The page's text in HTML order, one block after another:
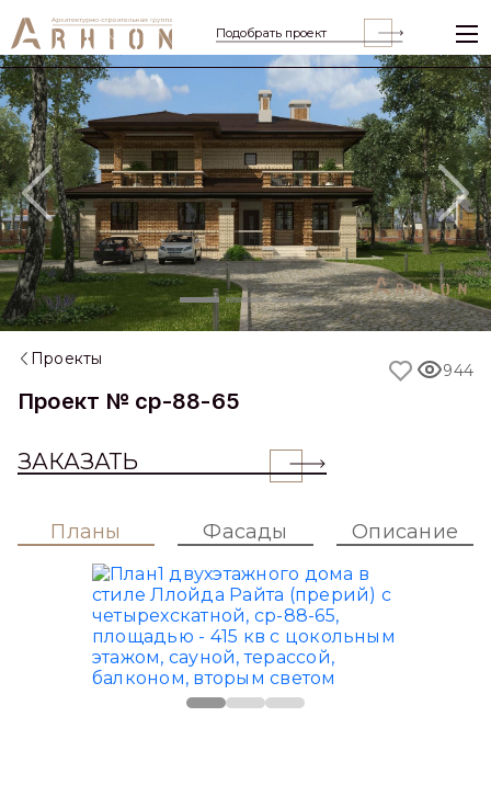
Подобрать проект
Previous
Проекты
Проект № cp-88-65
ЗАКАЗАТЬ
944
Планы Фасады Описание